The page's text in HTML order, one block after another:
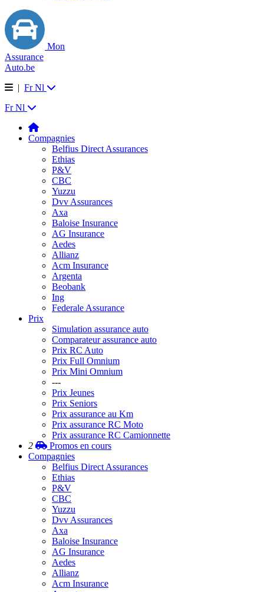
Mon
Assurance
Auto.be
| Fr Nl
Fr Nl
Compagnies
Belfius Direct Assurances
Ethias
P&V
CBC
Yuzzu
Dvv Assurances
Axa
Baloise Insurance
AG Insurance
Aedes
Allianz
Acm Insurance
Argenta
Beobank
Ing
Federale Assurance
Prix
Simulation assurance auto
Comparateur assurance auto
Prix RC Auto
Prix Full Omnium
Prix Mini Omnium
---
Prix Jeunes
Prix Seniors
Prix assurance au Km
Prix assurance RC Moto
Prix assurance RC Camionnette
2
Promos en cours
Compagnies
Belfius Direct Assurances
Ethias
P&V
CBC
Yuzzu
Dvv Assurances
Axa
Baloise Insurance
AG Insurance
Aedes
Allianz
Acm Insurance